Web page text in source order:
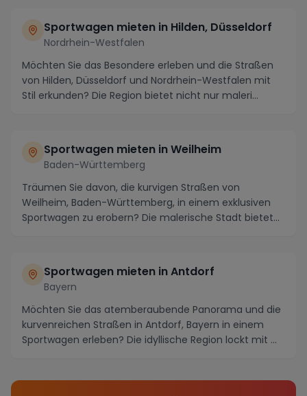
Sportwagen mieten in Hilden, Düsseldorf
Nordrhein-Westfalen
Möchten Sie das Besondere erleben und die Straßen
von Hilden, Düsseldorf und Nordrhein-Westfalen mit
Stil erkunden? Die Region bietet nicht nur maleri...
Sportwagen mieten in Weilheim
Baden-Württemberg
Träumen Sie davon, die kurvigen Straßen von
Weilheim, Baden-Württemberg, in einem exklusiven
Sportwagen zu erobern? Die malerische Stadt bietet
Sportwagen mieten in Antdorf
Bayern
Möchten Sie das atemberaubende Panorama und die
kurvenreichen Straßen in Antdorf, Bayern in einem
Sportwagen erleben? Die idyllische Region lockt mit ...